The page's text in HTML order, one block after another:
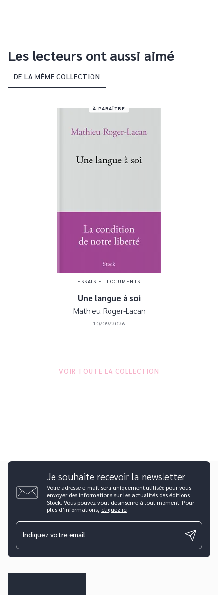
Les lecteurs ont aussi aimé
DE LA MÊME COLLECTION
À PARAÎTRE
ESSAIS ET DOCUMENTS
Une langue à soi
Mathieu Roger-Lacan
10/09/2026
VOIR TOUTE LA COLLECTION
Je souhaite recevoir la newsletter
Votre adresse e-mail sera uniquement utilisée pour vous
envoyer des informations sur les actualités des éditions
Stock. Vous pouvez vous désinscrire à tout moment. Pour
plus d’informations, cliquez ici.
Indiquez votre email